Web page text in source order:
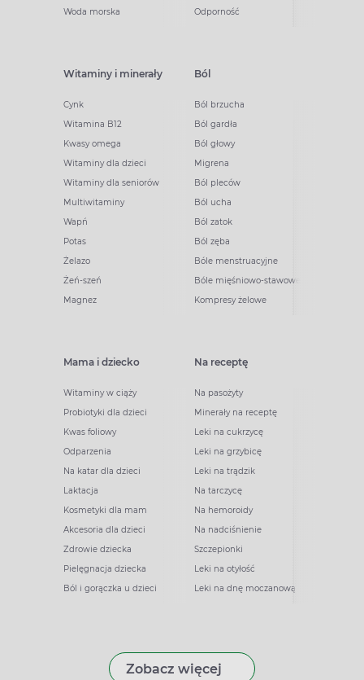
Woda morska
Odporność
Witaminy i minerały
Cynk
Witamina B12
Kwasy omega
Witaminy dla dzieci
Witaminy dla seniorów
Multiwitaminy
Wapń
Potas
Żelazo
Żeń-szeń
Magnez
Ból
Ból brzucha
Ból gardła
Ból głowy
Migrena
Ból pleców
Ból ucha
Ból zatok
Ból zęba
Bóle menstruacyjne
Bóle mięśniowo-stawowe
Kompresy żelowe
Mama i dziecko
Witaminy w ciąży
Probiotyki dla dzieci
Kwas foliowy
Odparzenia
Na katar dla dzieci
Laktacja
Kosmetyki dla mam
Akcesoria dla dzieci
Zdrowie dziecka
Pielęgnacja dziecka
Ból i gorączka u dzieci
Na receptę
Na pasożyty
Minerały na receptę
Leki na cukrzycę
Leki na grzybicę
Leki na trądzik
Na tarczycę
Na hemoroidy
Na nadciśnienie
Szczepionki
Leki na otyłość
Leki na dnę moczanową
Zobacz więcej